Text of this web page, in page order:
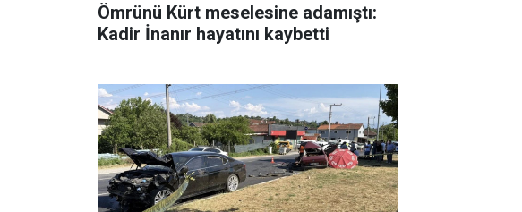
Ömrünü Kürt meselesine adamıştı:
Kadir İnanır hayatını kaybetti